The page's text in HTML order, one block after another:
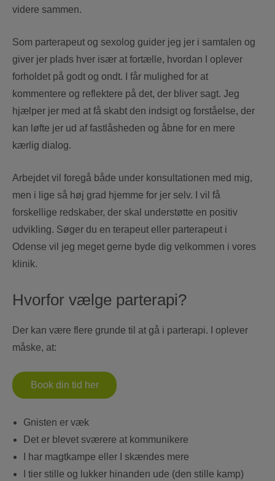
videre sammen.
Som parterapeut og sexolog guider jeg jer i samtalen og
giver jer plads hver især at fortælle, hvordan I oplever
forholdet på godt og ondt. I får mulighed for at
kommentere og reflektere på det, der bliver sagt. Jeg
hjælper jer med at få skabt den indsigt og forståelse, der
kan løfte jer ud af fastlåsheden og åbne for en mere
kærlig dialog.
Arbejdet vil foregå både under konsultationen med mig,
men i lige så høj grad hjemme for jer selv. I vil få
forskellige redskaber, der skal understøtte en positiv
udvikling. Søger du en terapeut eller parterapeut i
Odense vil jeg meget gerne byde dig velkommen i vores
klinik.
Hvorfor vælge parterapi?
Der kan være flere grunde til at gå i parterapi. I oplever
måske, at:
Book din tid her
Gnisten er væk
Det er blevet sværere at kommunikere
I har magtkampe eller I skændes mere
I tier stille og lukker hinanden ude (den stille kamp)